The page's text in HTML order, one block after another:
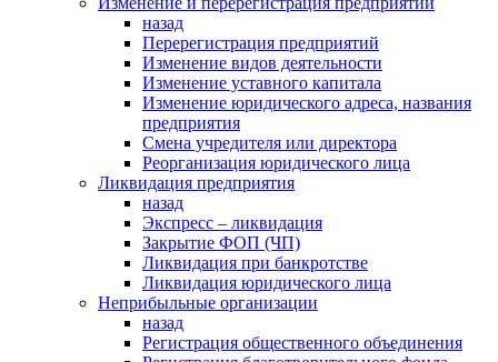
назад
Перерегистрация предприятий
Изменение видов деятельности
Изменение уставного капитала
Изменение юридического адреса, названия
предприятия
Смена учредителя или директора
Реорганизация юридического лица
Ликвидация предприятия
назад
Экспресс – ликвидация
Закрытие ФОП (ЧП)
Ликвидация при банкротстве
Ликвидация юридического лица
Неприбыльные организации
назад
Регистрация общественного объединения